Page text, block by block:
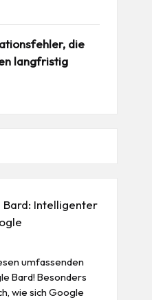
die
langfristig
Bard: Intelligenter
umfassenden
Bard! Besonders
wie sich Google